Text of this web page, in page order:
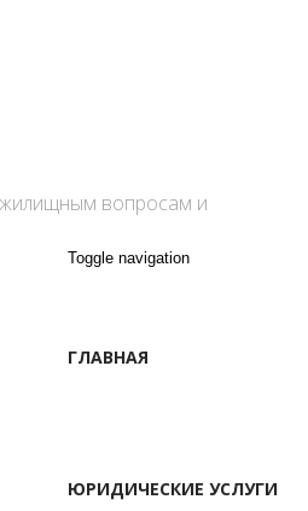
вопросам и
Toggle navigation
ГЛАВНАЯ
ЮРИДИЧЕСКИЕ УСЛУГИ